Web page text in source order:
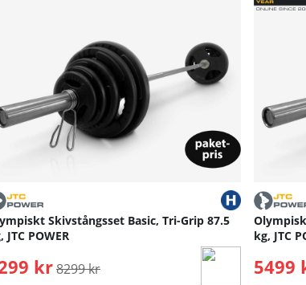
Skivstångsset Basic, Tri-Grip 87.5
JTC POWER
kr Ordinarie pris:
8299 kr
kg, JTC
5499